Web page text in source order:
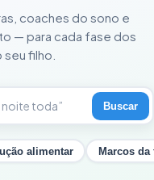
coaches do sono e
— para cada fase dos
filho.
Buscar
alimentar Marcos da